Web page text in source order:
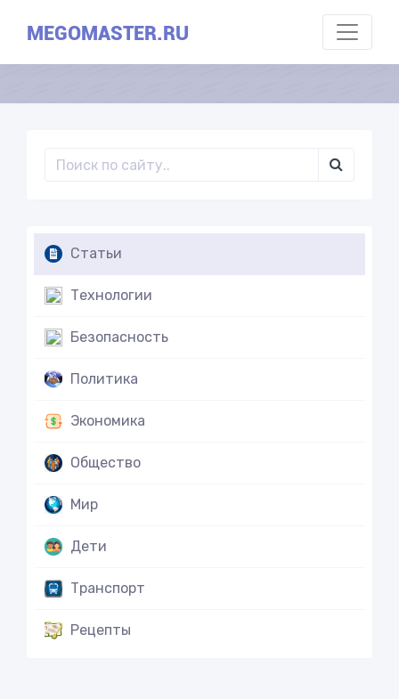
MEGOMASTER.RU
Статьи
Технологии
Безопасность
Политика
Экономика
Общество
Мир
Дети
Транспорт
Рецепты